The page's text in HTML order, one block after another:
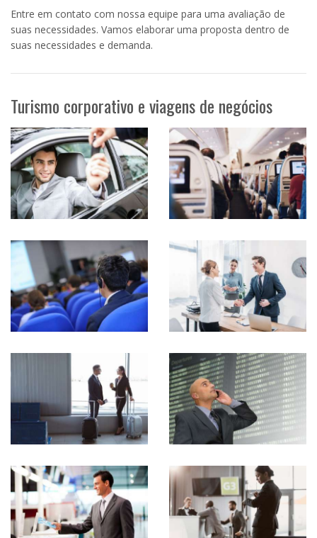
Entre em contato com nossa equipe para uma avaliação de
suas necessidades. Vamos elaborar uma proposta dentro de
suas necessidades e demanda.
Turismo corporativo e viagens de negócios